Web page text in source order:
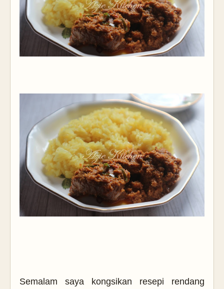
Semalam saya kongsikan resepi rendang